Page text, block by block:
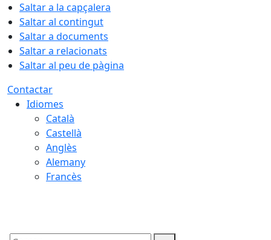
Saltar a la capçalera
Saltar al contingut
Saltar a documents
Saltar a relacionats
Saltar al peu de pàgina
Contactar
Idiomes
Català
Castellà
Anglès
Alemany
Francès